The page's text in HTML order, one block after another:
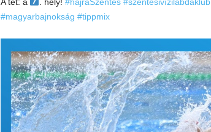
#magyarbajnokság #tippmix